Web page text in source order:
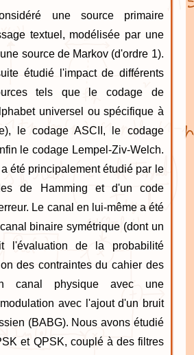
une source primaire
textuel, modélisée par une
source de Markov (d'ordre 1).
étudié l'impact de différents
tels que le codage de
universel ou spécifique à
le codage ASCII, le codage
le codage Lempel-Ziv-Welch.
été principalement étudié par le
de Hamming et d'un code
Le canal en lui-même a été
binaire symétrique (dont un
l'évaluation de la probabilité
des contraintes du cahier des
canal physique avec une
avec l'ajout d'un bruit
(BABG). Nous avons étudié
et QPSK, couplé à des filtres